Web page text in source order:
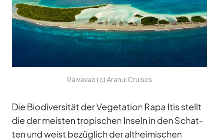
Rai­va­vae (c) Ara­nui Crui­ses
Die Bio­di­ver­si­tät der Ve­ge­ta­tion Rapa Itis stellt
die der meis­ten tro­pi­schen In­seln in den Schat­
ten und weist be­züg­lich der alt­hei­mi­schen